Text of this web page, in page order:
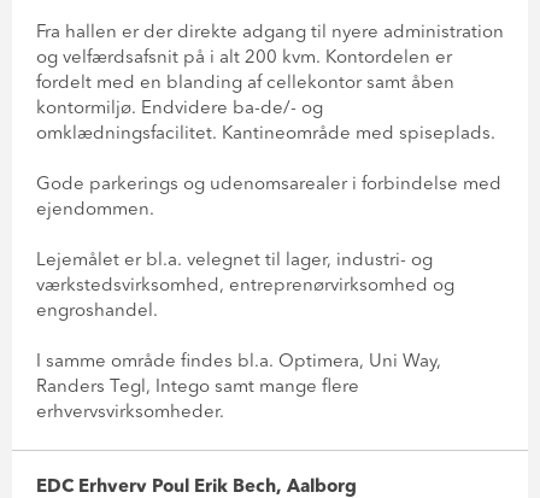
Fra hallen er der direkte adgang til nyere administration
og velfærdsafsnit på i alt 200 kvm. Kontordelen er
fordelt med en blanding af cellekontor samt åben
kontormiljø. Endvidere ba-de/- og
omklædningsfacilitet. Kantineområde med spiseplads.
Gode parkerings og udenomsarealer i forbindelse med
ejendommen.
Lejemålet er bl.a. velegnet til lager, industri- og
værkstedsvirksomhed, entreprenørvirksomhed og
engroshandel.
I samme område findes bl.a. Optimera, Uni Way,
Randers Tegl, Intego samt mange flere
erhvervsvirksomheder.
EDC Erhverv Poul Erik Bech, Aalborg